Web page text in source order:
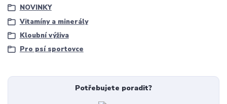
NOVINKY
Vitamíny a minerály
Kloubní výživa
Pro psí sportovce
Potřebujete poradit?